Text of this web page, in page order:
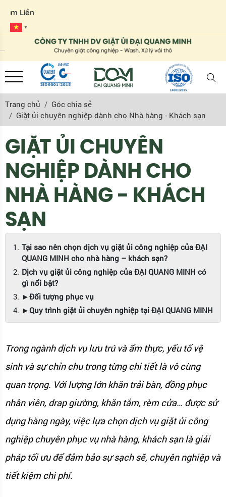
▼
Trang chủ
Góc chia sẻ
Giặt ủi chuyên nghiệp dành cho Nhà hàng - Khách sạn
GIẶT ỦI CHUYÊN
NGHIỆP DÀNH CHO
NHÀ HÀNG - KHÁCH
SẠN
Tại sao nên chọn dịch vụ giặt ủi công nghiệp của ĐẠI
QUANG MINH cho nhà hàng – khách sạn?
Dịch vụ giặt ủi công nghiệp của ĐẠI QUANG MINH có
gì nổi bật?
►Đối tượng phục vụ
►Quy trình giặt ủi chuyên nghiệp tại ĐẠI QUANG MINH
Trong ngành dịch vụ lưu trú và ẩm thực, yếu tố vệ
sinh và sự chỉn chu trong từng chi tiết là vô cùng
quan trọng. Với lượng lớn khăn trải bàn, đồng phục
nhân viên, drap giường, khăn tắm, rèm cửa… được sử
dụng hàng ngày, việc lựa chọn dịch vụ giặt ủi công
nghiệp chuyên phục vụ nhà hàng, khách sạn là giải
pháp tối ưu để đảm bảo sự sạch sẽ, chuyên nghiệp và
tiết kiệm chi phí.